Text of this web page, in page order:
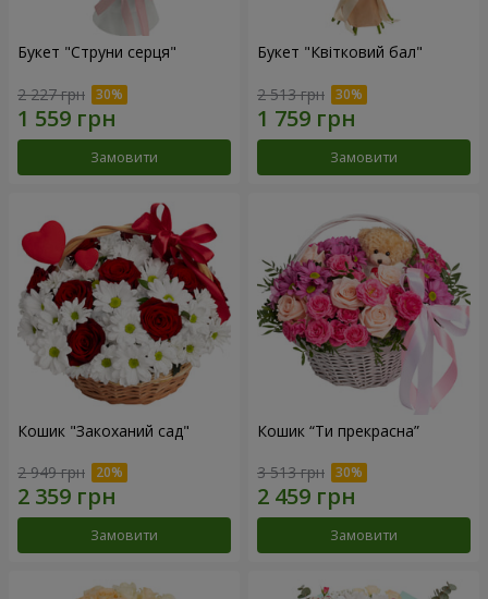
Букет "Струни серця"
2 227 грн
Замовити
Букет "Квітковий бал"
2 513 грн
Замовити
Кошик "Закоханий сад"
2 949 грн
Замовити
Кошик “Ти прекрасна”
3 513 грн
Замовити